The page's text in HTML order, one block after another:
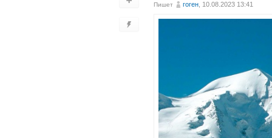
Пишет гоген , 10.08.2023 13:41